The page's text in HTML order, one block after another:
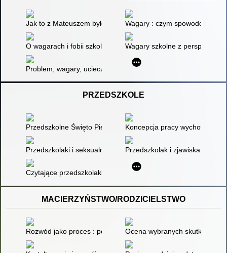
Jak to z Mateuszem było Wagary : czym spowodowana
O wagarach i fobii szkolnej w literaturzeWagary szkolne z perspektywy
Problem, wagary, ucieczka, czarna dziura, niezapominajka :
PRZEDSZKOLE
Przedszkolne Święto Piernika Koncepcja pracy
Przedszkolaki i seksualność Przedszkolak i zjawiska
Czytające przedszkolaki : mit czy norma?
MACIERZYŃSTWO/RODZICIELSTWO
Rozwód jako proces : perspektywa dorosłych i dzieci
Ocena wybranych skutków